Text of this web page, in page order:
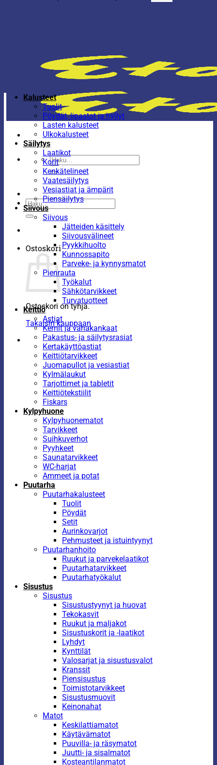
Etsi:
Etsi:
Ostoskori
Ostoskori on tyhjä.
Takaisin kauppaan
Kalusteet
Tuolit
Pöydät, lipastot ja hyllyt
Lasten kalusteet
Ulkokalusteet
Säilytys
Laatikot
Korit
Kenkätelineet
Vaatesäilytys
Vesiastiat ja ämpärit
Piensäilytys
Siivous
Siivous
Jätteiden käsittely
Siivousvälineet
Pyykkihuolto
Kunnossapito
Parveke- ja kynnysmatot
Pienrauta
Työkalut
Sähkötarvikkeet
Turvatuotteet
Keittiö
Astiat
Kernit ja vahakankaat
Pakastus- ja säilytysrasiat
Kertakäyttöastiat
Keittiötarvikkeet
Juomapullot ja vesiastiat
Kylmälaukut
Tarjottimet ja tabletit
Keittiötekstiilit
Fiskars
Kylpyhuone
Kylpyhuonematot
Tarvikkeet
Suihkuverhot
Pyyhkeet
Saunatarvikkeet
WC-harjat
Ammeet ja potat
Puutarha
Puutarhakalusteet
Tuolit
Pöydät
Setit
Aurinkovarjot
Pehmusteet ja istuintyynyt
Puutarhanhoito
Ruukut ja parvekelaatikot
Puutarhatarvikkeet
Puutarhatyökalut
Sisustus
Sisustus
Sisustustyynyt ja huovat
Tekokasvit
Ruukut ja maljakot
Sisustuskorit ja -laatikot
Lyhdyt
Kynttilät
Valosarjat ja sisustusvalot
Kranssit
Piensisustus
Toimistotarvikkeet
Sisustusmuovit
Keinonahat
Matot
Keskilattiamatot
Käytävämatot
Puuvilla- ja räsymatot
Juutti- ja sisalmatot
Kosteantilanmatot